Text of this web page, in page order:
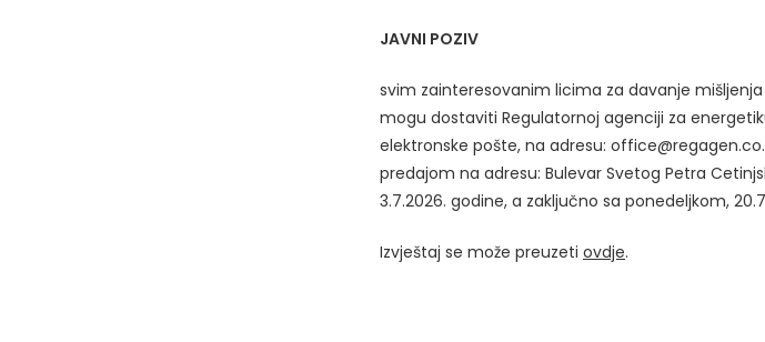
JAVNI POZIV
svim zainteresovanim licima za davanje
mogu dostaviti Regulatornoj agenciji za
elektronske pošte, na adresu:
predajom na adresu: Bulevar Svetog Petra
3.7.2026. godine, a zaključno sa ponedeljkom,
Izvještaj se može preuzeti ovdje.